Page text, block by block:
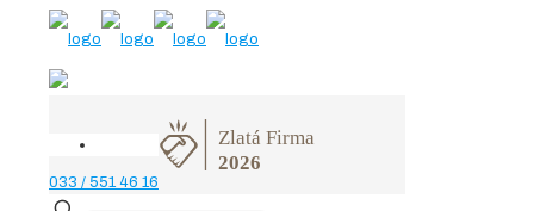
033 / 551 46 16